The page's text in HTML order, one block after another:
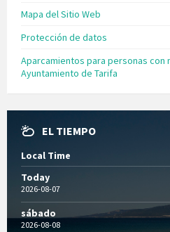
Mapa del Sitio Web
Protección de datos
Aparcamientos para personas con
Ayuntamiento de Tarifa
EL TIEMPO
Local Time
Today
2026-08-07
sábado
2026-08-08